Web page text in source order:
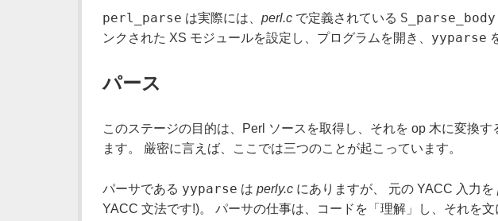
perl_parse は実際には、 perl.cで定義されている S_parse_body
ンクされた XS モジュールを設定し、プログラムを開き、 yyparse
パース
このステージの目的は、Perl ソースを取得し、それを op 木に変換
ます。 厳密に言えば、ここでは三つのことが起こっています。
パーサである yyparse は perly.cにありますが、 元の YACC 入力を
YACC 文法です!)。 パーサの仕事は、コードを「理解」し、それを